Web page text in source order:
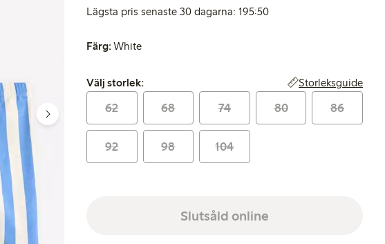
Lägsta pris senaste 30 dagarna: 195:50Lägsta pris senaste 30
Färg:White
Välj storlek:
Välj storlek: Storleksguide
62 68 74 80 86
92 98 104
Slutsåld online